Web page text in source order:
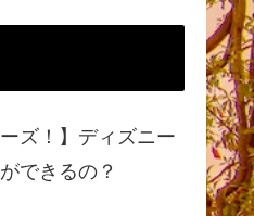
ズ！】ディズニー
できるの？